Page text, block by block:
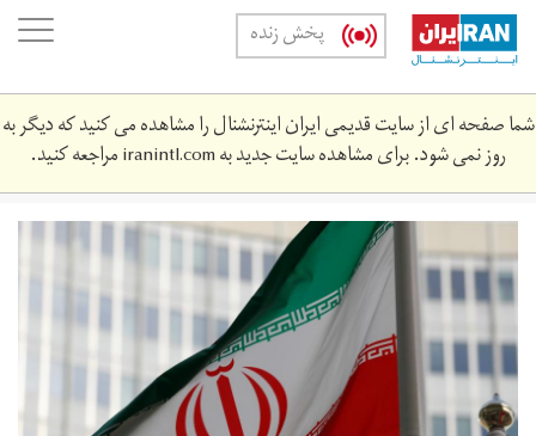
Skip
main
content
پخش زنده
شما صفحه ای از سایت قدیمی ایران اینترنشنال را مشاهده می کنید که دیگر به
روز نمی شود. برای مشاهده سایت جدید بهiranintl.comمراجعه کنید.
2019-
11-
nuclear-
iaea.jpg